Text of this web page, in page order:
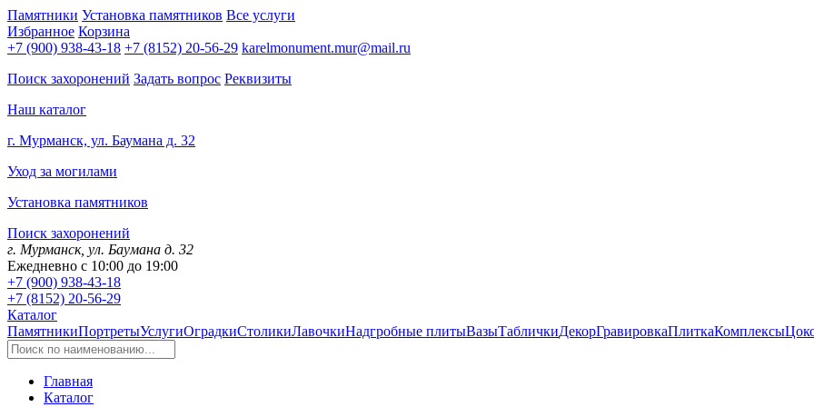
Памятники Установка памятников Все услуги
Избранное Корзина
+7 (900) 938-43-18 +7 (8152) 20-56-29 karelmonument.mur@mail.ru
Поиск захоронений Задать вопрос Реквизиты
Наш каталог
г. Мурманск, ул. Баумана д. 32
Уход за могилами
Установка памятников
Поиск захоронений
г. Мурманск, ул. Баумана д. 32
Ежедневно с 10:00 до 19:00
+7 (900) 938-43-18
+7 (8152) 20-56-29
Каталог
ПамятникиПортретыУслугиОградкиСтоликиЛавочкиНадгробные плитыВазыТабличкиДекорГравировкаПлиткаКомплексы
Главная
Каталог